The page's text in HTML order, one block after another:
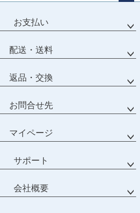
お支払い
配送・送料
返品・交換
お問合せ先
マイページ
サポート
会社概要